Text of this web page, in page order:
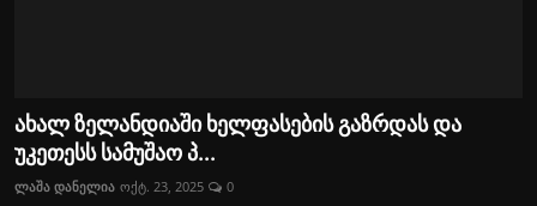
ახალ ზელანდიაში ხელფასების გაზრდას და
უკეთესს სამუშაო პ...
ლაშა დანელია ოქტ. 23, 2025 0